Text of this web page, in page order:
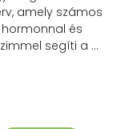
amely számos
hormonnal és
segíti a …